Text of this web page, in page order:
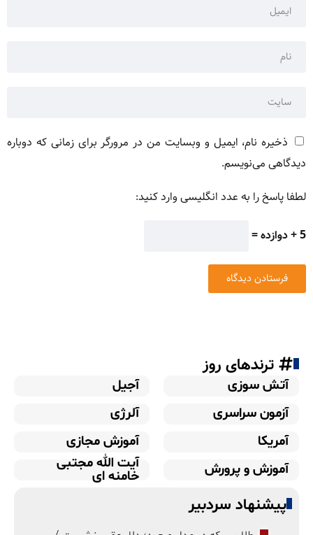
ذخیره نام، ایمیل و وبسایت من در مرورگر برای زمانی که دوباره
دیدگاهی می‌نویسم.
لطفا پاسخ را به عدد انگلیسی وارد کنید:
5 + دوازده =
ترندهای روز
آتش سوزی
آجیل
آزمون سراسری
آلرژی
آمریکا
آموزش مجازی
آموزش و پرورش
آیت الله مجتبی
خامنه ای
پیشنهاد سردبیر